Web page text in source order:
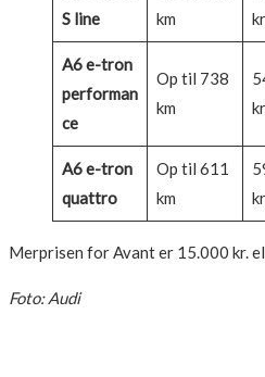
S line
km
A6 e-tron
performan
ce
Op til 738
km
A6 e-tron
quattro
Op til 611
km
Merprisen for Avant er 15.000 kr.
Foto: Audi